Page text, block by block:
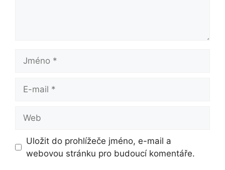
Jméno
mail
Uložit do prohlížeče jméno, e-mail a
webovou stránku pro budoucí komentáře.